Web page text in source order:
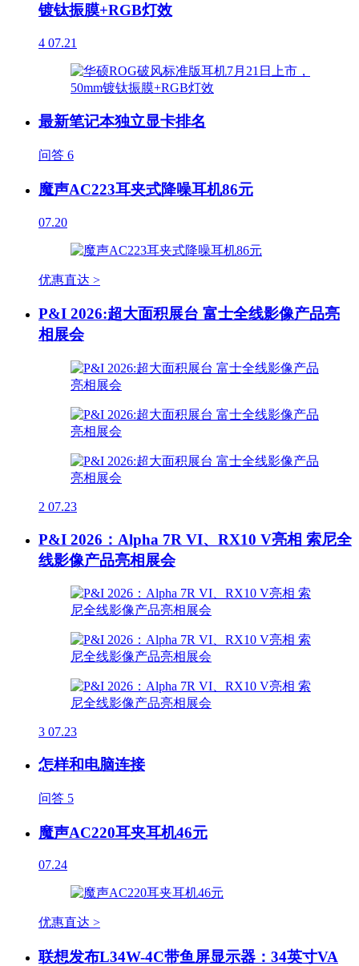
镀钛振膜+RGB灯效
4 07.21
最新笔记本独立显卡排名
问答 6
魔声AC223耳夹式降噪耳机86元
07.20
优惠直达 >
P&I 2026:超大面积展台 富士全线影像产品亮
相展会
2 07.23
P&I 2026：Alpha 7R VI、RX10 V亮相 索尼全
线影像产品亮相展会
3 07.23
怎样和电脑连接
问答 5
魔声AC220耳夹耳机46元
07.24
优惠直达 >
联想发布L34W-4C带鱼屏显示器：34英寸VA